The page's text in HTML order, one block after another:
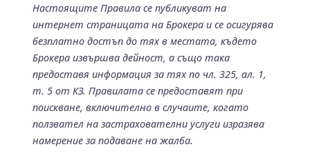
Настоящите Правила се публикуват на
интернет страницата на Брокера и се осигурява
безплатно достъп до тях в местата, където
Брокера извършва дейност, а също така
предоставя информация за тях по чл. 325, ал. 1,
т. 5 от КЗ. Правилата се предоставят при
поискване, включително в случаите, когато
ползвател на застрахователни услуги изразява
намерение за подаване на жалба.